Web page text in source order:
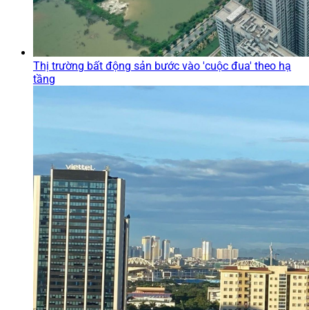
Thị trường bất động sản bước vào 'cuộc đua' theo hạ
tầng